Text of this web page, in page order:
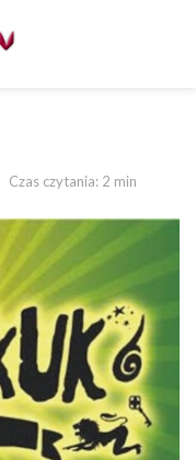
Czas czytania: 2 min